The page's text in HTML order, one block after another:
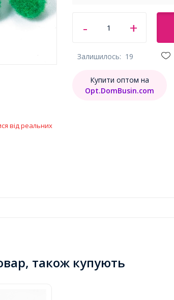
від реальних
Залишилось: 19
Купити оптом на
Opt.DomBusin.com
також купують